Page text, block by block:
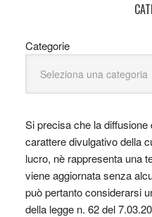
Categorie
Si precisa che la
carattere divulgativo della
lucro, nè rappresenta una
viene aggiornata senza
può pertanto considerarsi
della legge n. 62 del